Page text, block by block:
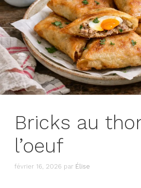
Bricks au
l’oeuf
février 16, 2026 par Élise